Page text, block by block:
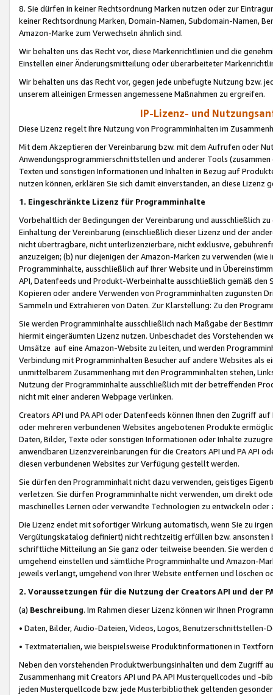
8. Sie dürfen in keiner Rechtsordnung Marken nutzen oder zur
keiner Rechtsordnung Marken, Domain-Namen, Subdomain-Namen,
Amazon-Marke zum Verwechseln ähnlich sind.
Wir behalten uns das Recht vor, diese Markenrichtlinien und die
Einstellen einer Änderungsmitteilung oder überarbeiteter
Wir behalten uns das Recht vor, gegen jede unbefugte Nutzung bzw.
unserem alleinigen Ermessen angemessene Maßnahmen zu ergreifen.
IP-Lizenz- und
Diese Lizenz regelt Ihre Nutzung von Programminhalten im
Mit dem Akzeptieren der Vereinbarung bzw. mit dem Aufrufen oder
Anwendungsprogrammierschnittstellen und anderer Tools (zusammen
Texten und sonstigen Informationen und Inhalten in Bezug auf
nutzen können, erklären Sie sich damit einverstanden, an diese Lizenz
1. Eingeschränkte Lizenz für Programminhalte
Vorbehaltlich der Bedingungen der Vereinbarung und ausschließlich
Einhaltung der Vereinbarung (einschließlich dieser Lizenz und der
nicht übertragbare, nicht unterlizenzierbare, nicht exklusive,
anzuzeigen; (b) nur diejenigen der Amazon-Marken zu verwenden
Programminhalte, ausschließlich auf Ihrer Website und in
API, Datenfeeds und Produkt-Werbeinhalte ausschließlich gemäß
Kopieren oder andere Verwenden von Programminhalten zugunsten
Sammeln und Extrahieren von Daten. Zur Klarstellung: Zu den
Sie werden Programminhalte ausschließlich nach Maßgabe der
hiermit eingeräumten Lizenz nutzen. Unbeschadet des Vorstehenden
Umsätze auf eine Amazon-Website zu leiten, und werden
Verbindung mit Programminhalten Besucher auf andere Websites als
unmittelbarem Zusammenhang mit den Programminhalten stehen,
Nutzung der Programminhalte ausschließlich mit der betreffenden
nicht mit einer anderen Webpage verlinken.
Creators API und PA API oder Datenfeeds können Ihnen den Zugriff
oder mehreren verbundenen Websites angebotenen Produkte
Daten, Bilder, Texte oder sonstigen Informationen oder Inhalte
anwendbaren Lizenzvereinbarungen für die Creators API und PA API
diesen verbundenen Websites zur Verfügung gestellt werden.
Sie dürfen den Programminhalt nicht dazu verwenden, geistiges
verletzen. Sie dürfen Programminhalte nicht verwenden, um direkt
maschinelles Lernen oder verwandte Technologien zu entwickeln
Die Lizenz endet mit sofortiger Wirkung automatisch, wenn Sie zu
Vergütungskatalog definiert) nicht rechtzeitig erfüllen bzw. ansonsten
schriftliche Mitteilung an Sie ganz oder teilweise beenden. Sie werden
umgehend einstellen und sämtliche Programminhalte und Amazon-
jeweils verlangt, umgehend von Ihrer Website entfernen und löschen
2. Voraussetzungen für die Nutzung der Creators API und der
(a) Beschreibung. Im Rahmen dieser Lizenz können wir Ihnen
• Daten, Bilder, Audio-Dateien, Videos, Logos, Benutzerschnittstellen-
• Textmaterialien, wie beispielsweise Produktinformationen in
Neben den vorstehenden Produktwerbungsinhalten und dem Zugriff
Zusammenhang mit Creators API und PA API Musterquellcodes und
jeden Musterquellcode bzw. jede Musterbibliothek geltenden